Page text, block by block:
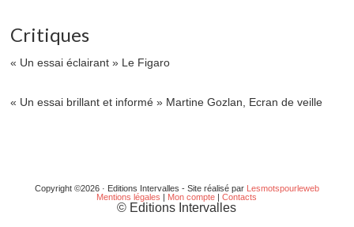
Critiques
« Un essai éclairant » Le Figaro
« Un essai brillant et informé » Martine Gozlan, Ecran de veille
Copyright ©2026 · Editions Intervalles - Site réalisé par Lesmotspourleweb
Mentions légales | Mon compte |Contacts
© Editions Intervalles